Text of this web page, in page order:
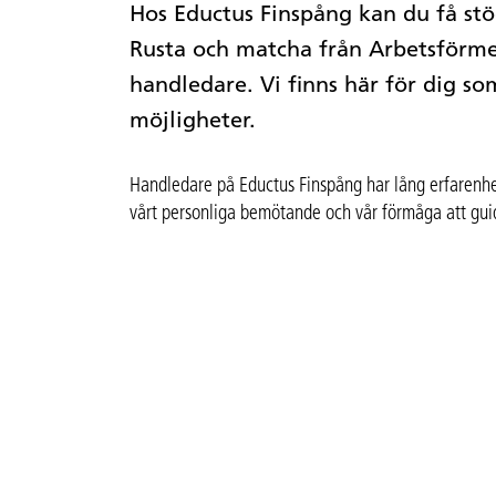
Hos Eductus Finspång kan du få
Rusta och matcha från
handledare. Vi finns här för dig
möjligheter.
Handledare på Eductus Finspång har lång
vårt personliga bemötande och vår förmåga att